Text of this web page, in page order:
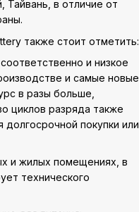
в отличие от
также стоит отметить:
и низкое
и самые новые
в разы больше,
циклов разряда также
покупки или
и жилых помещениях, в
технического